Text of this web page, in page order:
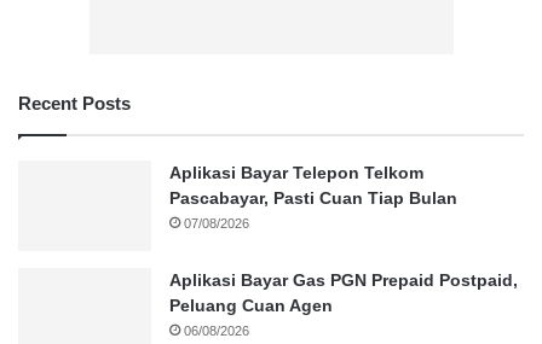
Recent Posts
Aplikasi Bayar Telepon Telkom
Pascabayar, Pasti Cuan Tiap Bulan
07/08/2026
Aplikasi Bayar Gas PGN Prepaid Postpaid,
Peluang Cuan Agen
06/08/2026